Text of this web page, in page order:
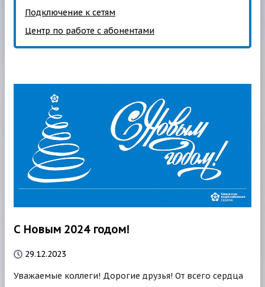
Подключение к сетям
Центр по работе с абонентами
С Новым 2024 годом!
29.12.2023
Уважаемые коллеги! Дорогие друзья! От всего сердца